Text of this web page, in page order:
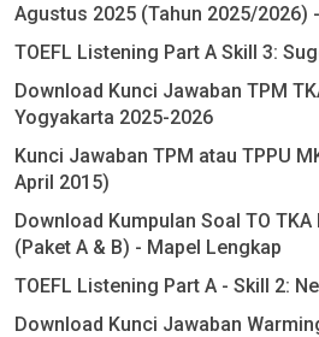
Agustus 2025 (Tahun 2025/2026)
TOEFL Listening Part A Skill 3:
Download Kunci Jawaban TPM
Yogyakarta 2025-2026
Kunci Jawaban TPM atau TPPU
April 2015)
Download Kumpulan Soal TO TKA
(Paket A & B) - Mapel Lengkap
TOEFL Listening Part A - Skill 2:
Download Kunci Jawaban